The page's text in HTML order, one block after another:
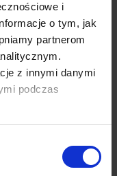
i
o tym, jak
partnerom
z innymi danymi
podczas